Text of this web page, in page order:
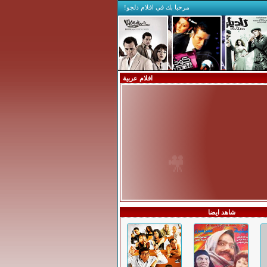
مرحبا بك في افلام دلجو!
افلام عربية
شاهد ايضا